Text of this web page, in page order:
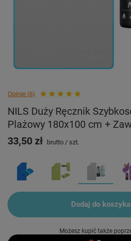
Opinie (6)
NILS Duży Ręcznik
Plażowy 180x100 cm +
33,50 zł
brutto / szt.
Dodaj do koszyka
Możesz kupić także